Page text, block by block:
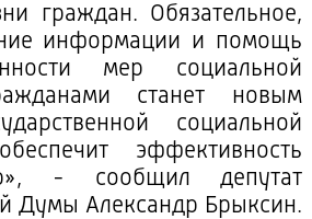
граждан. Обязательное,
информации и помощь
мер социальной
станет новым
социальной
эффективность
- сообщил депутат
Думы Александр Брыксин.